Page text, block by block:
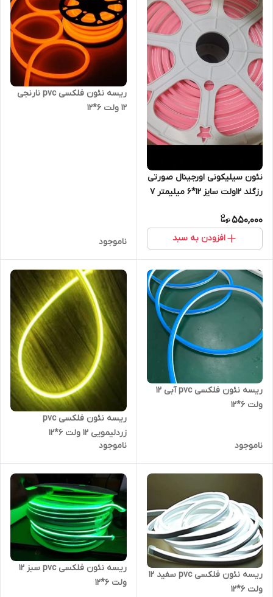
نئون سیلیکونی اورجینال صورتی
رزگلد 12ولت سایز 12*6 میلیمتر 7
550,000
افزودن به سبد
ریسه نئون فلکسی pvc نارنجی
12 ولت 6*12
ناموجود
ریسه نئون فلکسی pvc آبی 12
ولت 6*12
ناموجود
ریسه نئون فلکسی pvc
زردلیمویی 12 ولت 6*12
ناموجود
ریسه نئون فلکسی pvc سفید 12
ولت 6*12
ریسه نئون فلکسی pvc سبز 12
ولت 6*12